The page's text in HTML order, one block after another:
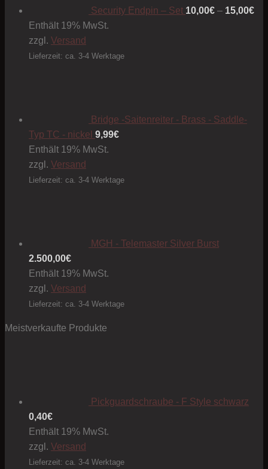
auf.
Optionen
können
werden
Security Endpin – Set 10,00€ – 15,00€
Enthält 19% MwSt.
zzgl. Versand
Lieferzeit: ca. 3-4 Werktage
Bridge -Saitenreiter - Brass - Saddle-
Typ TC - nickel 9,99€
Enthält 19% MwSt.
zzgl. Versand
Lieferzeit: ca. 3-4 Werktage
MGH - Telemaster Silver Burst
2.500,00€
Enthält 19% MwSt.
zzgl. Versand
Lieferzeit: ca. 3-4 Werktage
Meistverkaufte Produkte
Pickguardschraube - F Style schwarz
0,40€
Enthält 19% MwSt.
zzgl. Versand
Lieferzeit: ca. 3-4 Werktage